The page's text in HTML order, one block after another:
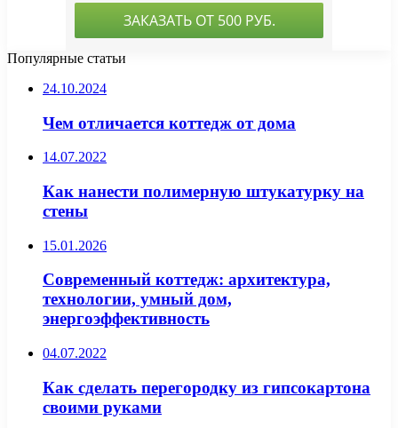
Популярные статьи
24.10.2024
Чем отличается коттедж от дома
14.07.2022
Как нанести полимерную штукатурку на
стены
15.01.2026
Современный коттедж: архитектура,
технологии, умный дом,
энергоэффективность
04.07.2022
Как сделать перегородку из гипсокартона
своими руками